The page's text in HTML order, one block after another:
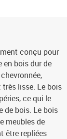
conçu pour
en bois dur de
lisse. Le bois
ce qui le
de bois. Le bois
meubles de
être repliées